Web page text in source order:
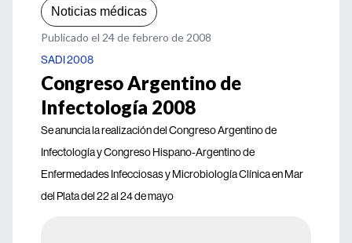
Noticias médicas
Publicado el 24 de febrero de 2008
SADI 2008
Congreso Argentino de
Infectología 2008
Se anuncia la realización del Congreso Argentino de
Infectología y Congreso Hispano-Argentino de
Enfermedades Infecciosas y Microbiología Clínica en Mar
del Plata del 22 al 24 de mayo